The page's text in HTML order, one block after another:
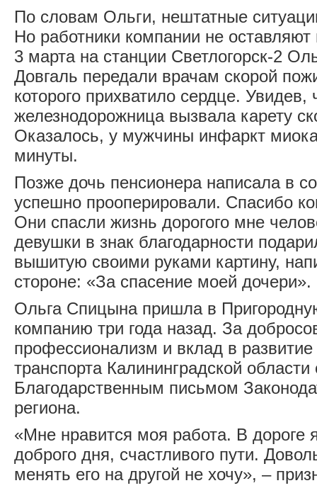
По словам Ольги, нештатные
Но работники компании не
3 марта на станции Светлогорск-2
Довгаль передали врачам скорой
которого прихватило сердце. Увидев,
железнодорожница вызвала карету
Оказалось, у мужчины инфаркт
минуты.
Позже дочь пенсионера написала в
успешно прооперировали. Спасибо
Они спасли жизнь дорогого мне
девушки в знак благодарности
вышитую своими руками картину,
стороне: «За спасение моей дочери».
Ольга Спицына пришла в
компанию три года назад. За
профессионализм и вклад в
транспорта Калининградской
Благодарственным письмом
региона.
«Мне нравится моя работа. В
доброго дня, счастливого пути.
менять его на другой не хочу», –